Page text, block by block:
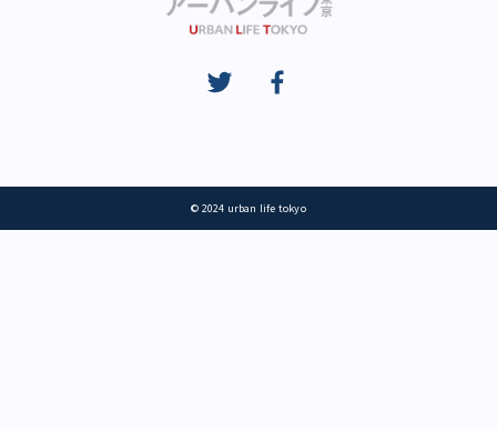
© 2024 urban life tokyo